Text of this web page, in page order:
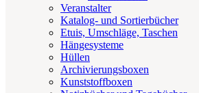
Veranstalter
Katalog- und Sortierbücher
Etuis, Umschläge, Taschen
Hängesysteme
Hüllen
Archivierungsboxen
Kunststoffboxen